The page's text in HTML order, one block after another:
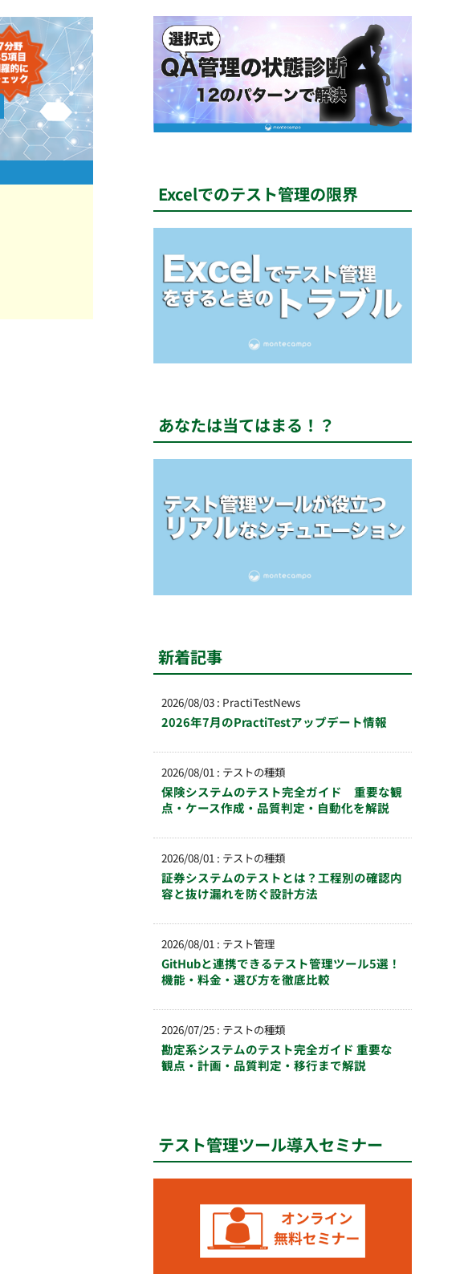
Excelでのテスト管理の限界
あなたは当てはまる！？
新着記事
2026/08/03: PractiTestNews
2026年7月のPractiTestアップデート情報
2026/08/01 : テストの種類
保険システムのテスト完全ガイド 重要な観
点・ケース作成・品質判定・自動化を解説
2026/08/01 : テストの種類
証券システムのテストとは？工程別の確認内
容と抜け漏れを防ぐ設計方法
2026/08/01 : テスト管理
GitHubと連携できるテスト管理ツール5選！
機能・料金・選び方を徹底比較
2026/07/25: テストの種類
勘定系システムのテスト完全ガイド 重要な
観点・計画・品質判定・移行まで解説
テスト管理ツール導入セミナー